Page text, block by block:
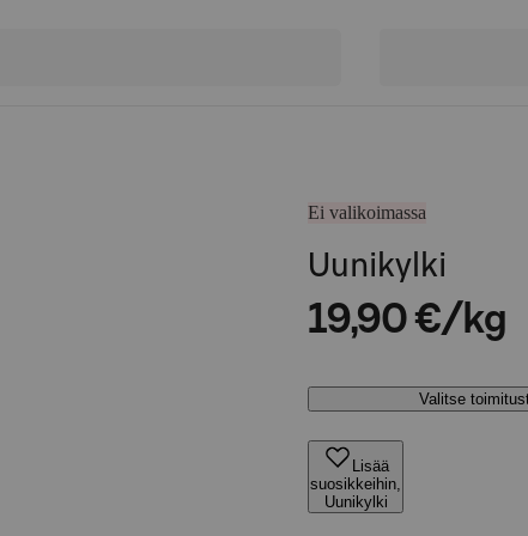
Ei valikoimassa
Uunikylki
19,90 €/kg
Valitse
Lisää
suosikkeihin,
Uunikylki